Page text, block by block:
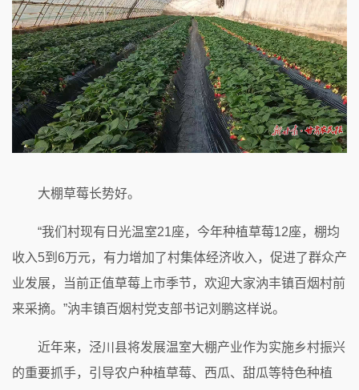
大棚草莓长势好。
“我们村现有日光温室21座，今年种植草莓12座，棚均
收入5到6万元，有力增加了村集体经济收入，促进了群众产
业发展，当前正值草莓上市季节，欢迎大家汭丰镇百烟村前
来采摘。”汭丰镇百烟村党支部书记刘鹏这样说。
近年来，泾川县将发展温室大棚产业作为实施乡村振兴
的重要抓手，引导农户种植草莓、西瓜、甜瓜等特色种植